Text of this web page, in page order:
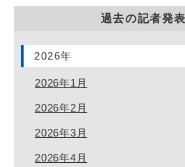
過去の記者発
2026年
2026年1月
2026年2月
2026年3月
2026年4月